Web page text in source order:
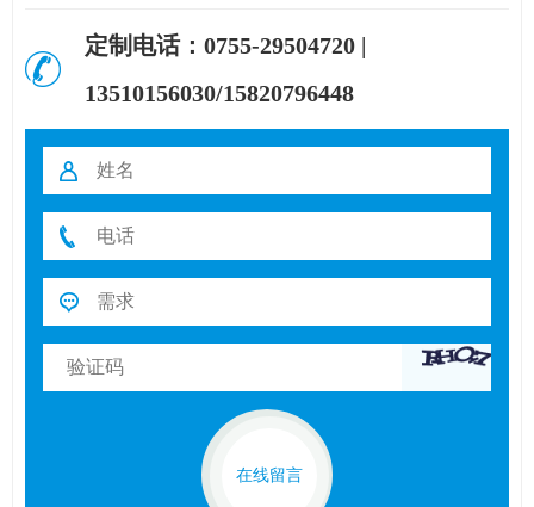
定制电话：0755-29504720 |
13510156030/15820796448
在线留言